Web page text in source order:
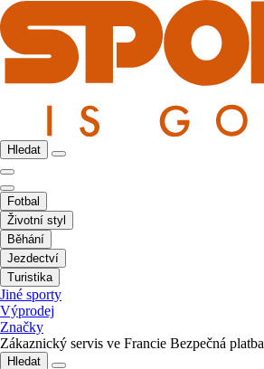
Hledat
Fotbal
Životní styl
Běhání
Jezdectví
Turistika
Jiné sporty
Výprodej
Značky
Zákaznický servis ve Francie Bezpečná platba
Hledat